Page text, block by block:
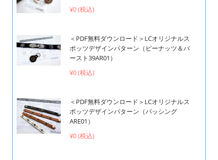
¥0 (税込)
＜PDF無料ダウンロード＞LCオリジナルス
ポッツデザインパターン（ピーナッツ＆バ
ースト39AR01）
¥0 (税込)
＜PDF無料ダウンロード＞LCオリジナルス
ポッツデザインパターン（パッシング
ARE01）
¥0 (税込)